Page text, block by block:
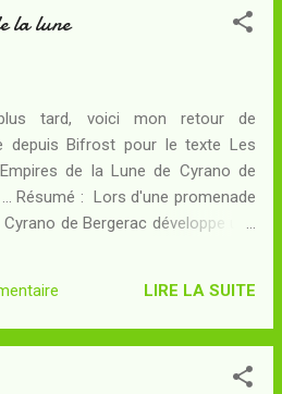
cette année 1963, le grand public
de vie qui tarde... et certains
spatial comme des pertes
le développement humain.
astronaute expérimentée, sait
ne se résume pas à trouver
techniques dans les
aussi donner dans les relations
la lune
tard, voici mon retour de
depuis Bifrost pour le texte Les
de la Lune de Cyrano de
Résumé : Lors d'une promenade
de Bergerac développe une
entière, auquel la Terre servirait
de Lune ! Déterminé à vérifier son
Ciel jusque dans la Lune. Sa
LIRE LA SUITE